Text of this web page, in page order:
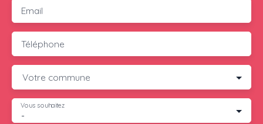
Email
Téléphone
Votre commune
-
Vous souhaitez